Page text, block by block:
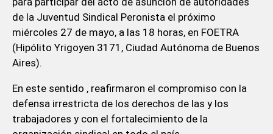
de la Juventud Sindical Peronista el próximo
miércoles 27 de mayo, a las 18 horas, en FOETRA
(Hipólito Yrigoyen 3171, Ciudad Autónoma de Buenos
Aires).
En este sentido , reafirmaron el compromiso con la
defensa irrestricta de los derechos de las y los
trabajadores y con el fortalecimiento de la